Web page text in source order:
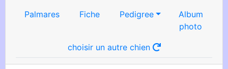
Palmares Fiche Pedigree
Album
photo
choisir un autre chien